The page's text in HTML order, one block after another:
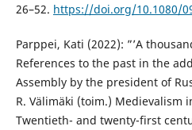
26–52. https://doi.org/10.1080/
Parppei, Kati (2022): ”’A
References to the past in the
Assembly by the president of
R. Välimäki (toim.) Medievalism
Twentieth- and twenty-first